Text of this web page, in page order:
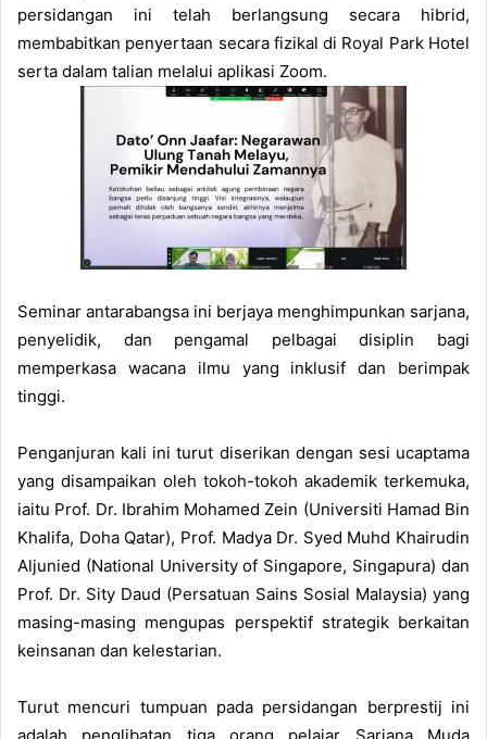
persidangan ini telah berlangsung secara hibrid,
membabitkan penyertaan secara fizikal di Royal Park Hotel
serta dalam talian melalui aplikasi Zoom.
Seminar antarabangsa ini berjaya menghimpunkan sarjana,
penyelidik, dan pengamal pelbagai disiplin bagi
memperkasa wacana ilmu yang inklusif dan berimpak
tinggi.
Penganjuran kali ini turut diserikan dengan sesi ucaptama
yang disampaikan oleh tokoh-tokoh akademik terkemuka,
iaitu Prof. Dr. Ibrahim Mohamed Zein (Universiti Hamad Bin
Khalifa, Doha Qatar), Prof. Madya Dr. Syed Muhd Khairudin
Aljunied (National University of Singapore, Singapura) dan
Prof. Dr. Sity Daud (Persatuan Sains Sosial Malaysia) yang
masing-masing mengupas perspektif strategik berkaitan
keinsanan dan kelestarian.
Turut mencuri tumpuan pada persidangan berprestij ini